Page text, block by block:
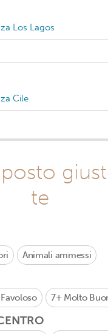
Los Lagos
Cile
te
Animali ammessi
Favoloso 7+ Molto